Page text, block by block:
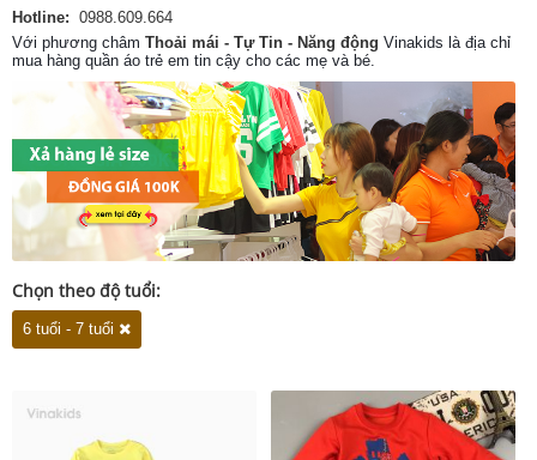
Hotline: 0988.609.664
Với phương châm Thoải mái - Tự Tin - Năng động Vinakids là địa chỉ
mua hàng quần áo trẻ em tin cậy cho các mẹ và bé.
Chọn theo độ tuổi:
6 tuổi - 7 tuổi